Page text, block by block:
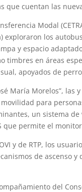
que cuentan las
Modal
exploraron los
y espacio
timbres en áreas
apoyados de
María Morelos”,
para
un sistema
que permite el
y de RTP, los
de ascenso
del